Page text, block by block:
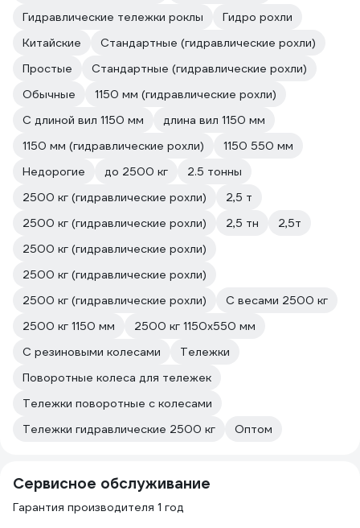
Гидравлические тележки роклы
Гидро рохли
Китайские
Стандартные (гидравлические рохли)
Простые
Стандартные (гидравлические рохли)
Обычные
1150 мм (гидравлические рохли)
С длиной вил 1150 мм
длина вил 1150 мм
1150 мм (гидравлические рохли)
1150 550 мм
Недорогие
до 2500 кг
2.5 тонны
2500 кг (гидравлические рохли)
2,5 т
2500 кг (гидравлические рохли)
2,5 тн
2,5т
2500 кг (гидравлические рохли)
2500 кг (гидравлические рохли)
2500 кг (гидравлические рохли)
С весами 2500 кг
2500 кг 1150 мм
2500 кг 1150х550 мм
С резиновыми колесами
Тележки
Поворотные колеса для тележек
Тележки поворотные с колесами
Тележки гидравлические 2500 кг
Оптом
Сервисное обслуживание
Гарантия производителя 1 год